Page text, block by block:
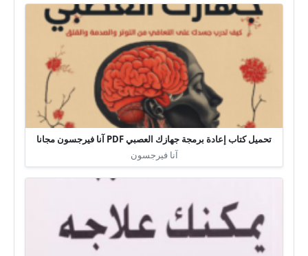
تحميل كتاب إعادة برمجة جهازك العصبي PDF آنا فيرجسون مجانا
آنا فيرجسون